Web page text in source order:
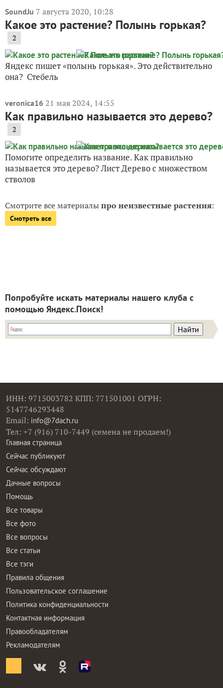
SoundJu 7 августа 2020, 10:28
Какое это растение? Полынь горькая?
2
Яндекс пишет «полынь горькая». Это действительно
она? Стебель
veronica16 21 мая 2024, 14:55
Как правильно называется это дерево?
2
Помогите определить название. Как правильно
называется это дерево? Лист Дерево с множеством
стволов
Смотрите все материалыпро неизвестные растения:
Смотреть все
Попробуйте искать материалы нашего клуба с
помощью Яндекс.Поиск!
ИНН: 9715003782 КПП: 771501001 ОГРН:
5147746293448
Email: info@7dach.ru
Тел: +7 (916) 710-7449 (семена не продаем!)
Главная страница
Сейчас публикуют
Сейчас обсуждают
Дачные вопросы
Помощь
Все товары
Все фото
Все вопросы
Все статьи
Все тэги
Правила общения
Пользовательское соглашение
Политика конфиденциальности
Контактная информация
Правообладателям
Рекламодателям